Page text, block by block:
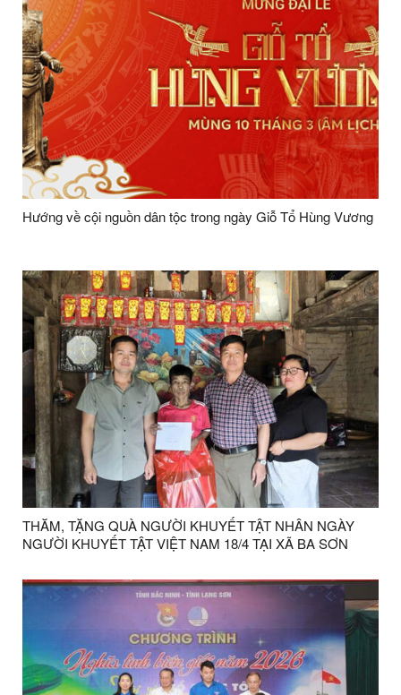
Hướng về cội nguồn dân tộc trong ngày Giỗ Tổ Hùng Vương
THĂM, TẶNG QUÀ NGƯỜI KHUYẾT TẬT NHÂN NGÀY
NGƯỜI KHUYẾT TẬT VIỆT NAM 18/4 TẠI XÃ BA SƠN